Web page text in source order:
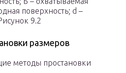
поверхность; d –
9.2
размеров
методы простановки